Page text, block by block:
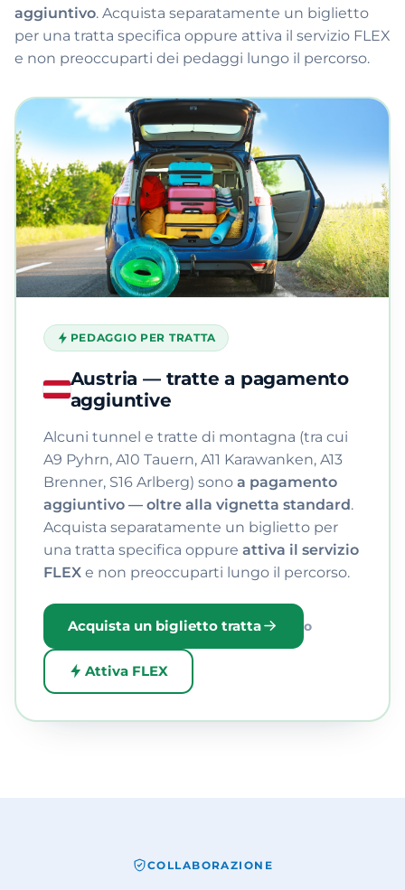
aggiuntivo. Acquista separatamente un biglietto
per una tratta specifica oppure attiva il servizio FLEX
e non preoccuparti dei pedaggi lungo il percorso.
PEDAGGIO PER TRATTA
Austria — tratte a pagamento
aggiuntive
Alcuni tunnel e tratte di montagna (tra cui
A9 Pyhrn, A10 Tauern, A11 Karawanken, A13
Brenner, S16 Arlberg) sono a pagamento
aggiuntivo — oltre alla vignetta standard.
Acquista separatamente un biglietto per
una tratta specifica oppure attiva il servizio
FLEXe non preoccuparti lungo il percorso.
Acquista un biglietto tratta o
Attiva FLEX
COLLABORAZIONE